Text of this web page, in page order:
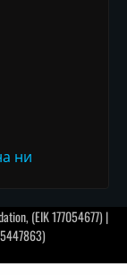
ни
(EIK 177054677) |